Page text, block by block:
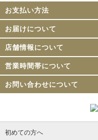
お支払い方法
お届けについて
店舗情報について
営業時間帯について
お問い合わせについて
初めての方へ